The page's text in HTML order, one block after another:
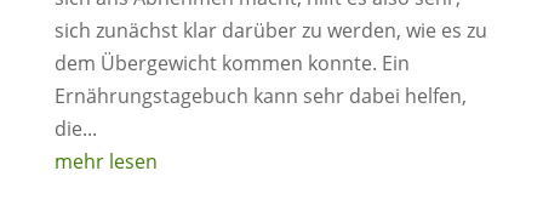
sich zunächst klar darüber zu werden, wie es zu
dem Übergewicht kommen konnte. Ein
Ernährungstagebuch kann sehr dabei helfen,
die...
mehr lesen